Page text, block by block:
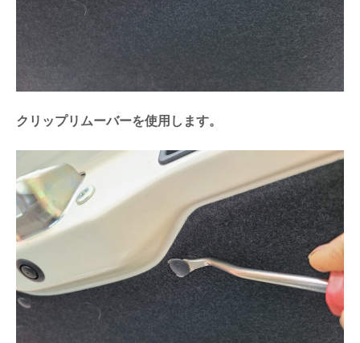
クリップリムーバーを使用します。